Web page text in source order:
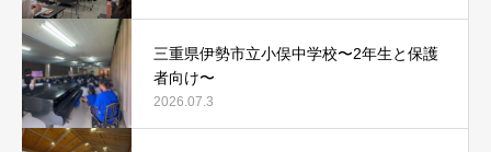
三重県伊勢市立小俣中学校〜2年生と保護
者向け〜
2026.07.3